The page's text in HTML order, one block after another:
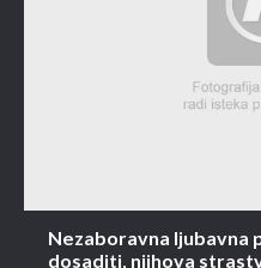
Nezaboravna ljubavna
dosaditi, njihova